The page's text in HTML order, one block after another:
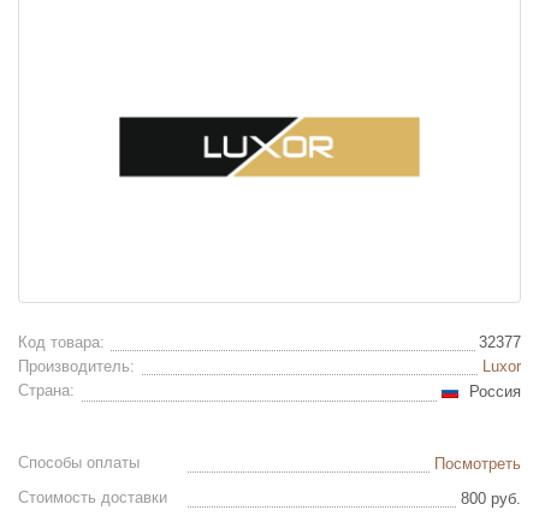
Код товара:
32377
Производитель:
Luxor
Страна:
Россия
Способы оплаты
Посмотреть
Стоимость доставки
800 руб.